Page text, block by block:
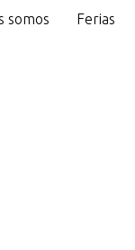
somos Ferias